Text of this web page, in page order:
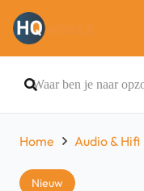
Home Audio & Hifi
Nieuw